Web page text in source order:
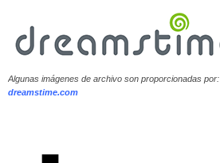
Algunas imágenes de archivo son proporcionadas por:
dreamstime.com